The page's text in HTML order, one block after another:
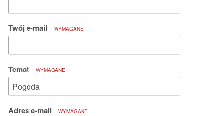
Twój e-mail WYMAGANE
Temat WYMAGANE
Adres e-mail WYMAGANE